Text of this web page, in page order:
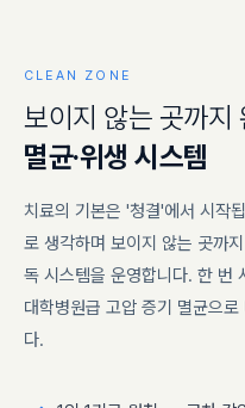
CLEAN ZONE
보이지 않는 곳까지
멸균·위생 시 스템
치료의 기본은 '청결'에서 시작
로 생각하며 보이지 않는 곳까
독 시스템을 운영합니다. 한 번
대학병원급 고압 증기 멸균으
다.